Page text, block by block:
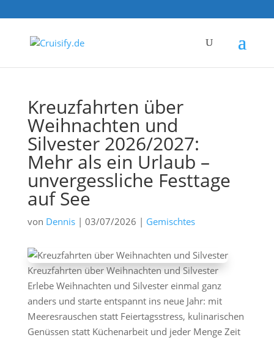
Kreuzfahrten über
Weihnachten und
Silvester 2026/2027:
Mehr als ein Urlaub –
unvergessliche Festtage
auf See
von Dennis| 03/07/2026 | Gemischtes
Kreuzfahrten über Weihnachten und Silvester
Erlebe Weihnachten und Silvester einmal ganz
anders und starte entspannt ins neue Jahr: mit
Meeresrauschen statt Feiertagsstress, kulinarischen
Genüssen statt Küchenarbeit und jeder Menge Zeit